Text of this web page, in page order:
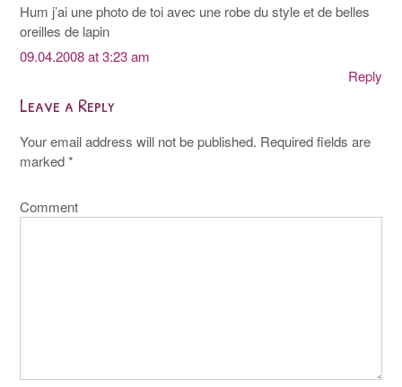
Hum j’ai une photo de toi avec une robe du style et de belles
oreilles de lapin
09.04.2008 at 3:23 am
Reply
Leave a Reply
Your email address will not be published. Required fields are
marked*
Comment